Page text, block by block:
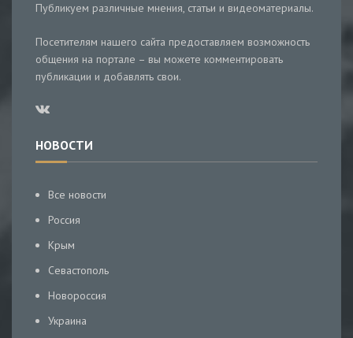
Публикуем различные мнения, статьи и видеоматериалы.
Посетителям нашего сайта предоставляем возможность
общения на портале – вы можете комментировать
публикации и добавлять свои.
НОВОСТИ
Все новости
Россия
Крым
Севастополь
Новороссия
Украина